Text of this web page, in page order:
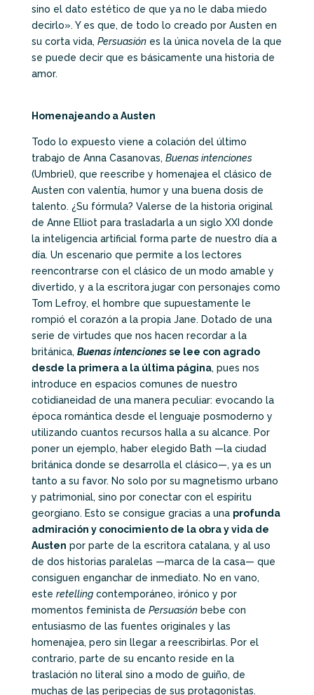
sino el dato estético de que ya no le daba miedo
decirlo». Y es que, de todo lo creado por Austen en
su corta vida, Persuasiónes la única novela de la que
se puede decir que es básicamente una historia de
amor.
Homenajeando a Austen
Todo lo expuesto viene a colación del último
trabajo de Anna Casanovas, Buenas intenciones
(Umbriel), que reescribe y homenajea el clásico de
Austen con valentía, humor y una buena dosis de
talento. ¿Su fórmula? Valerse de la historia original
de Anne Elliot para trasladarla a un siglo XXI donde
la inteligencia artificial forma parte de nuestro día a
día. Un escenario que permite a los lectores
reencontrarse con el clásico de un modo amable y
divertido, y a la escritora jugar con personajes como
Tom Lefroy, el hombre que supuestamente le
rompió el corazón a la propia Jane. Dotado de una
serie de virtudes que nos hacen recordar a la
británica, Buenas intencionesse lee con agrado
desde la primera a la última página, pues nos
introduce en espacios comunes de nuestro
cotidianeidad de una manera peculiar: evocando la
época romántica desde el lenguaje posmoderno y
utilizando cuantos recursos halla a su alcance. Por
poner un ejemplo, haber elegido Bath —la ciudad
británica donde se desarrolla el clásico—, ya es un
tanto a su favor. No solo por su magnetismo urbano
y patrimonial, sino por conectar con el espíritu
georgiano. Esto se consigue gracias a una profunda
admiración y conocimiento de la obra y vida de
Austen por parte de la escritora catalana, y al uso
de dos historias paralelas —marca de la casa— que
consiguen enganchar de inmediato. No en vano,
este retellingcontemporáneo, irónico y por
momentos feminista de Persuasiónbebe con
entusiasmo de las fuentes originales y las
homenajea, pero sin llegar a reescribirlas. Por el
contrario, parte de su encanto reside en la
traslación no literal sino a modo de guiño, de
muchas de las peripecias de sus protagonistas.